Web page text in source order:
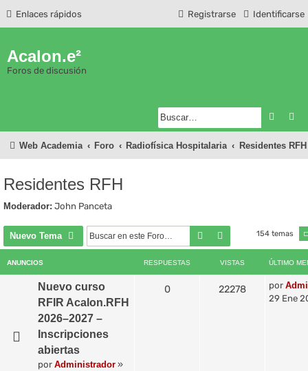
Enlaces rápidos Identificarse
Registrarse
Acalon.e²
Foros de discusión
Buscar
Web Academia Foro Radiofísica Hospitalaria Residentes RFH
Residentes RFH
Moderador: John Panceta
Nuevo Tema BuscarBúsqueda154 temas
ANUNCIOS RESPUESTAS VISTAS ÚLTIMO
Nuevo curso
RFIR Acalon.RFH
2026–2027 –
Inscripciones
abiertas
por Administrador »
0 22278 por
29 Ene